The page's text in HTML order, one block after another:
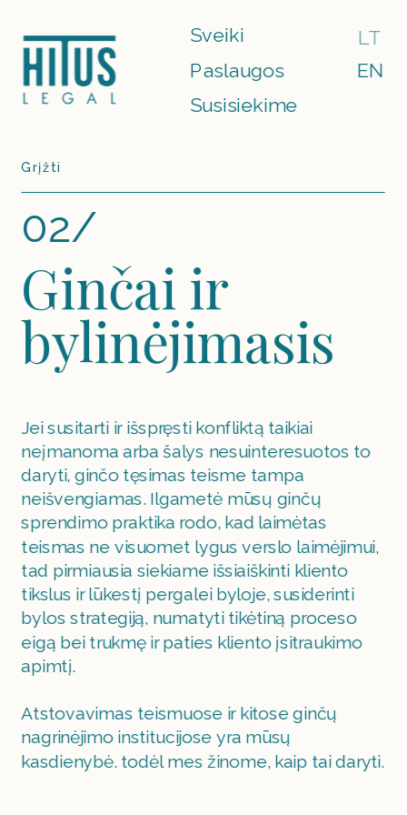
Sveiki LT
EN
Paslaugos
Susisiekime
Grįžti
02/
Ginčai ir
bylinėjimasis
Jei susitarti ir išspręsti konfliktą taikiai
neįmanoma arba šalys nesuinteresuotos to
daryti, ginčo tęsimas teisme tampa
neišvengiamas. Ilgametė mūsų ginčų
sprendimo praktika rodo, kad laimėtas
teismas ne visuomet lygus verslo laimėjimui,
tad pirmiausia siekiame išsiaiškinti kliento
tikslus ir lūkestį pergalei byloje, susiderinti
bylos strategiją, numatyti tikėtiną proceso
eigą bei trukmę ir paties kliento įsitraukimo
apimtį.
Atstovavimas teismuose ir kitose ginčų
nagrinėjimo institucijose yra mūsų
kasdienybė. todėl mes žinome, kaip tai daryti.